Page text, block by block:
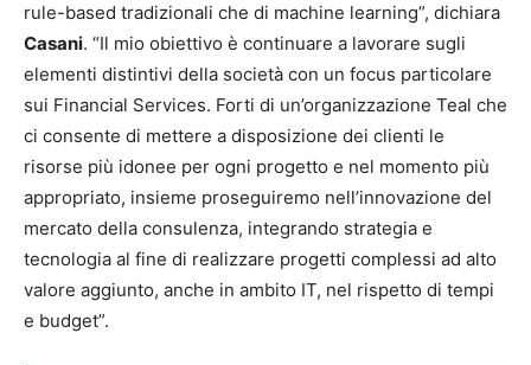
rule-based tradizionali che di machine learning”, dichiara
Casani. “Il mio obiettivo è continuare a lavorare sugli
elementi distintivi della società con un focus particolare
sui Financial Services. Forti di un’organizzazione Teal che
ci consente di mettere a disposizione dei clienti le
risorse più idonee per ogni progetto e nel momento più
appropriato, insieme proseguiremo nell’innovazione del
mercato della consulenza, integrando strategia e
tecnologia al fine di realizzare progetti complessi ad alto
valore aggiunto, anche in ambito IT, nel rispetto di tempi
e budget”.